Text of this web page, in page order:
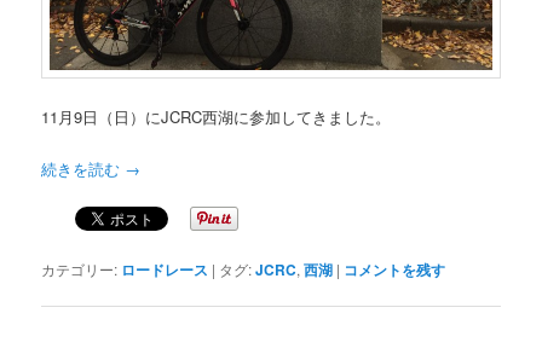
11月9日（日）にJCRC西湖に参加してきました。
続きを読む →
カテゴリー: ロードレース | タグ:JCRC,西湖 | コメントを残す